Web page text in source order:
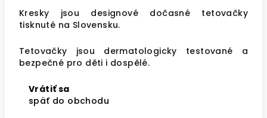
Kresky jsou designové dočasné tetovačky
tisknuté na Slovensku.
Tetovačky jsou dermatologicky testované a
bezpečné pro děti i dospělé.
Vrátiť sa
späť do obchodu